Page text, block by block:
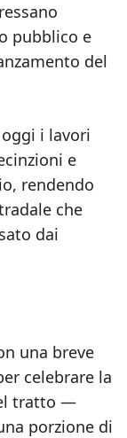
pubblico e
del
i lavori
e
rendendo
che
dai
una breve
celebrare la
tratto —
porzione di